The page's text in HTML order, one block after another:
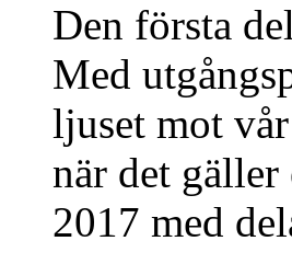
Den första
Med
ljuset mot
när det
2017 med